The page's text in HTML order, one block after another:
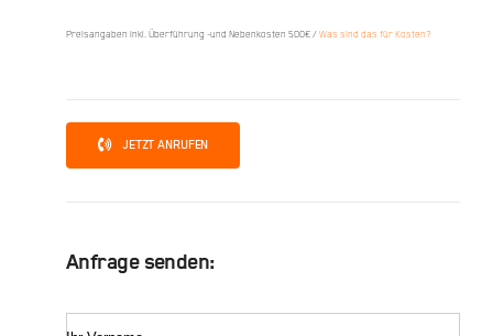
Preisangaben inkl. Überführung -und Nebenkosten 500€ /Was sind das für Kosten?
JETZT ANRUFEN
Anfrage senden: